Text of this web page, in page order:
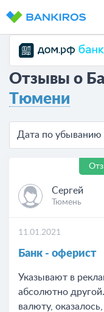
Отзывы о
Тюмени
Дата по убыванию
Сергей
Тюмень
11.01.2021
Банк - оферист
Указывают в
абсолютно
валюту,